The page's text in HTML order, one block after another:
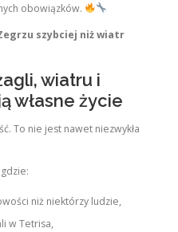
obowiązków.
szybciej niż wiatr
wiatru i
własne życie
To nie jest nawet niezwykła
gdzie:
niż niektórzy ludzie,
w Tetrisa,